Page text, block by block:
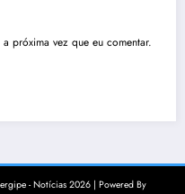
próxima vez que eu comentar.
- Notícias 2026 | Powered By